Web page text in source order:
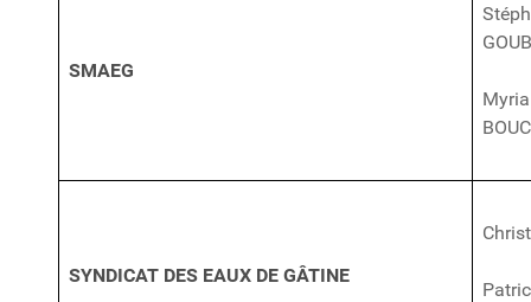
SMAEG
SYNDICAT DES EAUX DE GÂTINE